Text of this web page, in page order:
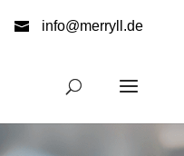
info@merryll.de